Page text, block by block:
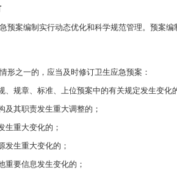
案编制实行动态优化和科学规范管理。预案编
形之一的，应当及时修订卫生应急预案：
规章、标准、上位预案中的有关规定发生变化
其职责发生重大调整的；
重大变化的；
生重大变化的；
要信息发生变化的；